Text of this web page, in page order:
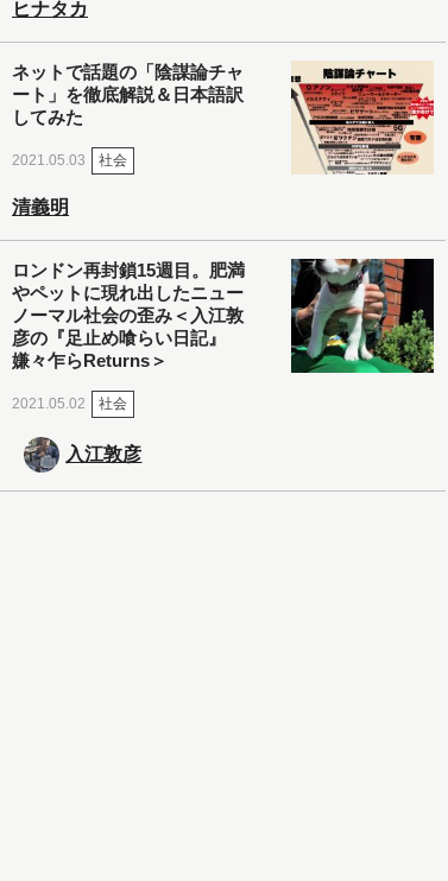
ヒナタカ
ネットで話題の「陰謀論チャ
ート」を徹底解説＆日本語訳
してみた
2021.05.03 社会
清義明
ロンドン再封鎖15週目。肥満
やペットに現れ出したニュー
ノーマル社会の歪み＜入江敦
彦の『足止め喰らい日記』
嫌々乍らReturns＞
2021.05.02 社会
入江敦彦